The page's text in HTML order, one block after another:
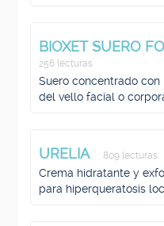
BIOXET SUERO
256 lecturas
Suero concentrado
del vello facial o
URELIA 809 lecturas
Crema hidratante y
para hiperqueratosis